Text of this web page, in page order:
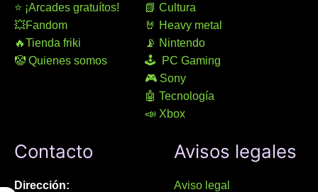
⭐ ¡Arcades gratuítos!
💥Fandom
🔥Tienda friki
🤡 Quienes somos
📗 Cultura
🤘 Heavy metal
📡 Nintendo
🕹 PC Gaming
🎮 Sony
🤖 Tecnología
📣 Xbox
Contacto
Dirección:
Avisos legales
Aviso legal